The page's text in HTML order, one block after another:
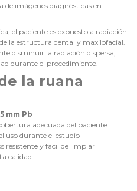
imágenes diagnósticas en
el paciente es expuesto a radiación
la estructura dental y maxilofacial.
disminuir la radiación dispersa,
durante el procedimiento.
la ruana
mm Pb
adecuada del paciente
uso durante el estudio
resistente y fácil de limpiar
calidad